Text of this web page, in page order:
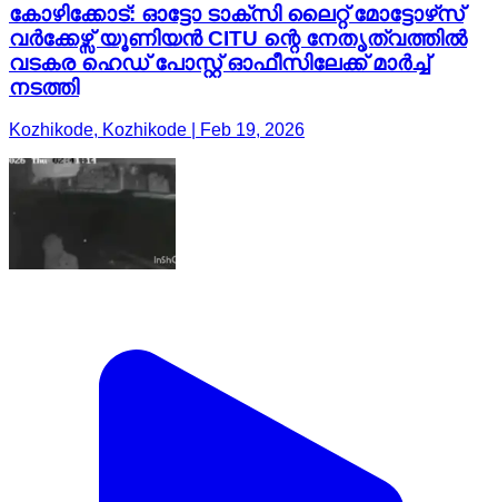
കോഴിക്കോട്: ഓട്ടോ ടാക്സി ലൈറ്റ് മോട്ടോഴ്‌സ്
വർക്കേഴ്സ് യൂണിയൻ CITU ന്റെ നേതൃത്വത്തിൽ
വടകര ഹെഡ് പോസ്റ്റ് ഓഫീസിലേക്ക് മാർച്ച്
നടത്തി
Kozhikode, Kozhikode | Feb 19, 2026